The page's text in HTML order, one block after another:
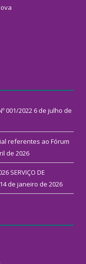
001/2022 6 de julho de
referentes ao Fórum
de 2026
SERVIÇO DE
14 de janeiro de 2026